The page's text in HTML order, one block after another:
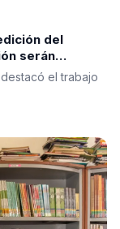
del
serán
el trabajo